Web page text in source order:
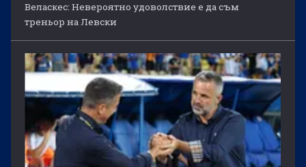
Веласкес: Невероятно удоволствие е да съм
треньор на Левски